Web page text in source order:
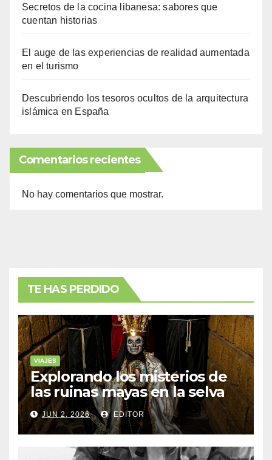
Secretos de la cocina libanesa: sabores que
cuentan historias
El auge de las experiencias de realidad aumentada
en el turismo
Descubriendo los tesoros ocultos de la arquitectura
islámica en España
Comentarios recientes
No hay comentarios que mostrar.
TE HAS PERDIDO
VIAJES
Explorando los misterios de
las ruinas mayas en la selva
de Yucatán
JUN 2, 2026 EDITOR